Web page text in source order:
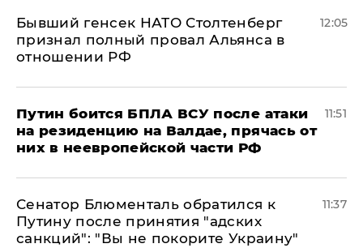
Бывший генсек НАТО Столтенберг
признал полный провал Альянса в
отношении РФ
12:05
Путин боится БПЛА ВСУ после атаки
на резиденцию на Валдае, прячась от
них в неевропейской части РФ
11:51
Сенатор Блюменталь обратился к
Путину после принятия "адских
санкций": "Вы не покорите Украину"
11:37